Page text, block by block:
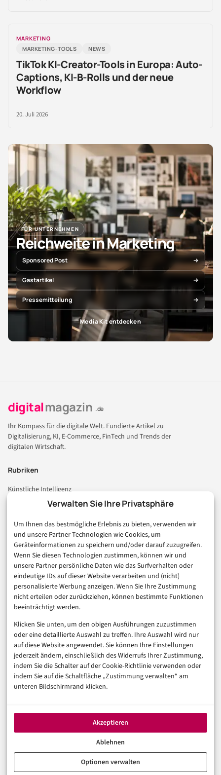
Verwalten Sie Ihre Privatsphäre
Um Ihnen das bestmögliche Erlebnis zu bieten, verwenden wir
und unsere Partner Technologien wie Cookies, um
Geräteinformationen zu speichern und/oder darauf zuzugreifen.
Wenn Sie diesen Technologien zustimmen, können wir und
unsere Partner persönliche Daten wie das Surfverhalten oder
eindeutige IDs auf dieser Website verarbeiten und (nicht)
personalisierte Werbung anzeigen. Wenn Sie Ihre Zustimmung
nicht erteilen oder zurückziehen, können bestimmte Funktionen
beeinträchtigt werden.
Klicken Sie unten, um den obigen Ausführungen zuzustimmen
oder eine detaillierte Auswahl zu treffen. Ihre Auswahl wird nur
auf diese Website angewendet. Sie können Ihre Einstellungen
jederzeit ändern, einschließlich des Widerrufs Ihrer Zustimmung,
indem Sie die Schalter auf der Cookie-Richtlinie verwenden oder
indem Sie auf die Schaltfläche „Zustimmung verwalten“ am
unteren Bildschirmrand klicken.
Akzeptieren
Ablehnen
Optionen verwalten
MARKETING
MARKETING-TOOLS
NEWS
TikTok KI-Creator-Tools in Europa: Auto-
Captions, KI-B-Rolls und der neue
Workflow
20. Juli 2026
FÜR UNTERNEHMEN
Reichweite in Marketing
Sponsored Post
Gastartikel
Pressemitteilung
Media Kit entdecken
digitalmagazin .de
Ihr Kompass für die digitale Welt. Fundierte Artikel zu
Digitalisierung, KI, E-Commerce, FinTech und Trends der
digitalen Wirtschaft.
Rubriken
Künstliche Intelligenz
Technologie & IT
Consumer & Digital Life
Marketing
Finanzen & FinTech
Business & Karriere
Sicherheit & Recht
Digitalisierung
Marketing
Magazin
Unsere Redaktion
Werbeformate & Media Kit
Rechtliches
Datenschutzerklärung (EU)
Cookie-Richtlinie (EU)